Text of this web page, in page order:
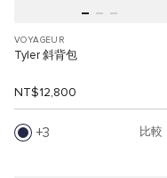
VOYAGEUR
Tyler 斜背包
NT$12,800
3 比較